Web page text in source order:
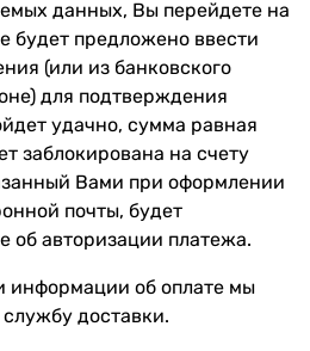
данных, Вы перейдете на
будет предложено ввести
(или из банковского
для подтверждения
удачно, сумма равная
заблокирована на счету
Вами при оформлении
почты, будет
об авторизации платежа.
информации об оплате мы
доставки.